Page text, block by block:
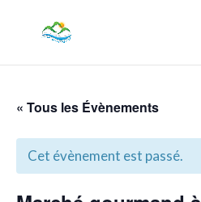
« Tous les Évènements
Cet évènement est passé.